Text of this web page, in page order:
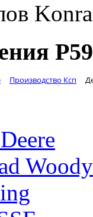
Производство Ксп
Woody